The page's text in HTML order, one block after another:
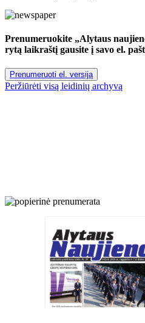
Prenumeruokite „Alytaus
rytą laikraštį gausite į savo el.
Prenumeruoti el. versiją
Peržiūrėti visą leidinių archyvą